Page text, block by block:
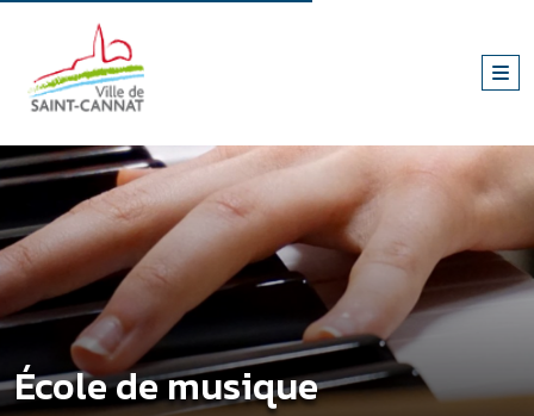
École de musique